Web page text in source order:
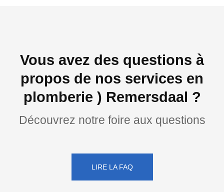
Vous avez des questions à
propos de nos services en
plomberie ) Remersdaal ?
Découvrez notre foire aux questions
LIRE LA FAQ